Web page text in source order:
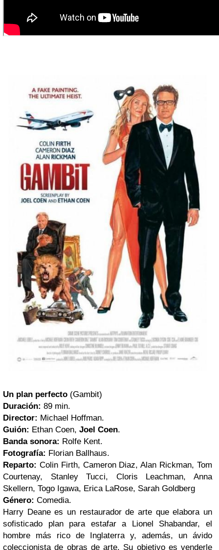
Un plan perfecto (Gambit)
Duración: 89 min.
Director: Michael Hoffman.
Guión: Ethan Coen, Joel Coen.
Banda sonora: Rolfe Kent.
Fotografía: Florian Ballhaus.
Reparto: Colin Firth, Cameron Diaz, Alan Rickman, Tom
Courtenay, Stanley Tucci, Cloris Leachman, Anna
Skellern, Togo Igawa, Erica LaRose, Sarah Goldberg
Género: Comedia.
Harry Deane es un restaurador de arte que elabora un
sofisticado plan para estafar a Lionel Shabandar, el
hombre más rico de Inglaterra y, además, un ávido
coleccionista de obras de arte. Su objetivo es venderle